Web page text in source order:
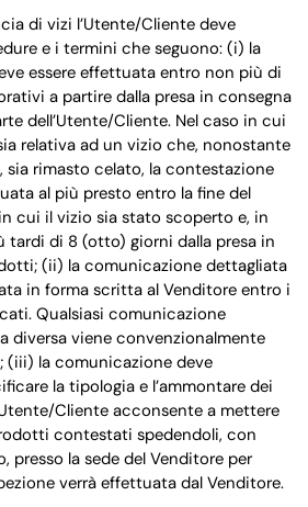
di vizi l’Utente/Cliente deve
e i termini che seguono: (i) la
essere effettuata entro non più di
a partire dalla presa in consegna
dell’Utente/Cliente. Nel caso in cui
relativa ad un vizio che, nonostante
sia rimasto celato, la contestazione
al più presto entro la fine del
cui il vizio sia stato scoperto e, in
tardi di 8 (otto) giorni dalla presa in
(ii) la comunicazione dettagliata
in forma scritta al Venditore entro i
Qualsiasi comunicazione
diversa viene convenzionalmente
(iii) la comunicazione deve
la tipologia e l’ammontare dei
Cliente acconsente a mettere
contestati spedendoli, con
presso la sede del Venditore per
verrà effettuata dal Venditore.